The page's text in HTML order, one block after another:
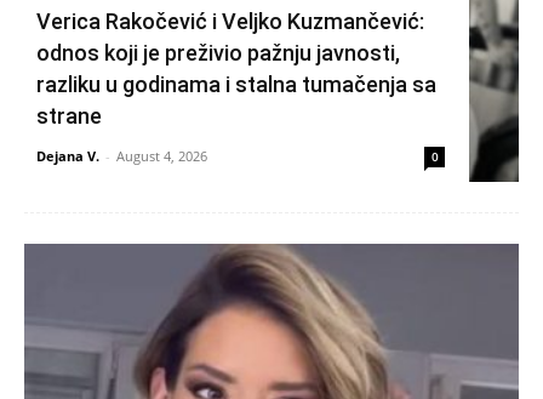
Verica Rakočević i Veljko Kuzmančević:
odnos koji je preživio pažnju javnosti,
razliku u godinama i stalna tumačenja sa
strane
Dejana V. - August 4, 2026 0